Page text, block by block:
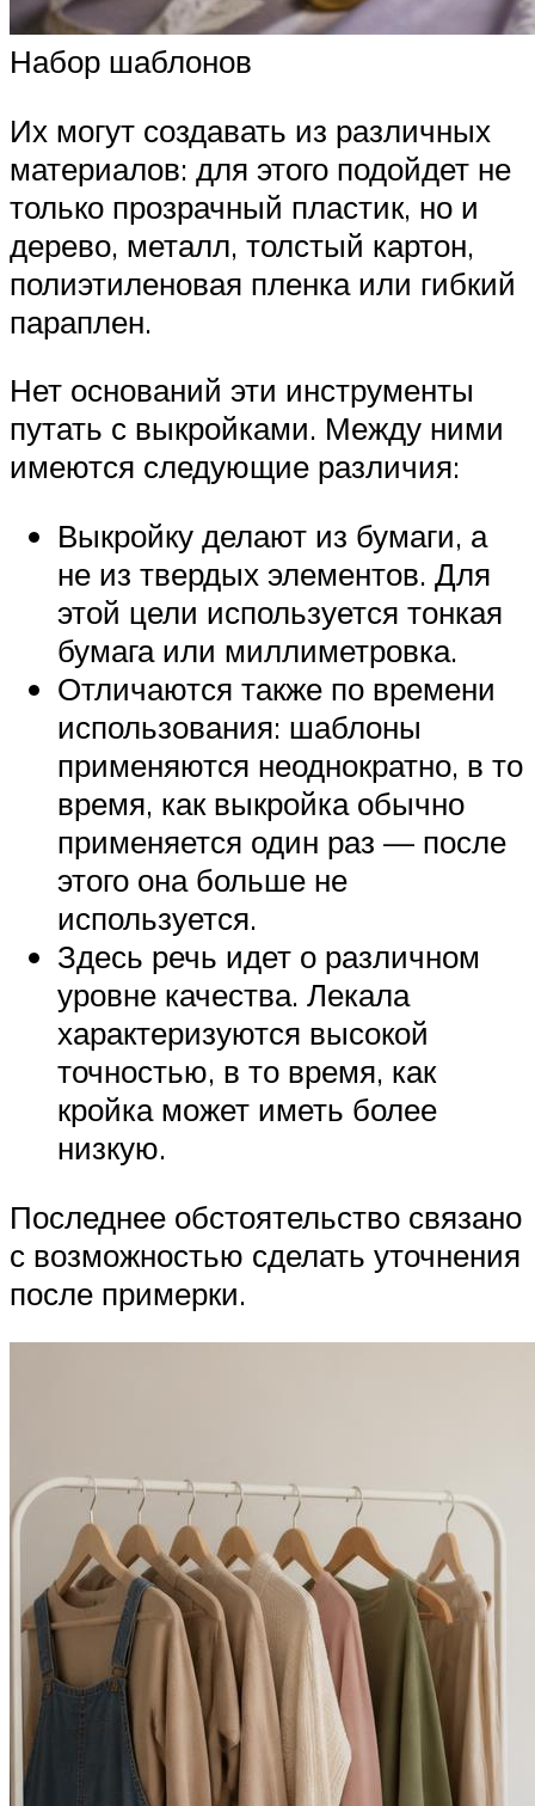
Набор шаблонов
Их могут создавать из различных
материалов: для этого подойдет не
только прозрачный пластик, но и
дерево, металл, толстый картон,
полиэтиленовая пленка или гибкий
параплен.
Нет оснований эти инструменты
путать с выкройками. Между ними
имеются следующие различия:
Выкройку делают из бумаги, а
не из твердых элементов. Для
этой цели используется тонкая
бумага или миллиметровка.
Отличаются также по времени
использования: шаблоны
применяются неоднократно, в то
время, как выкройка обычно
применяется один раз — после
этого она больше не
используется.
Здесь речь идет о различном
уровне качества. Лекала
характеризуются высокой
точностью, в то время, как
кройка может иметь более
низкую.
Последнее обстоятельство связано
с возможностью сделать уточнения
после примерки.